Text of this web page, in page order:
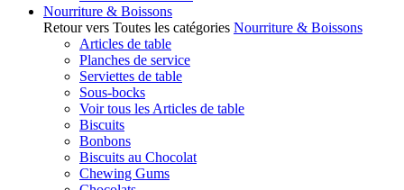
Nourriture & Boissons
Retour vers Toutes les catégories Nourriture & Boissons
Articles de table
Planches de service
Serviettes de table
Sous-bocks
Voir tous les Articles de table
Biscuits
Bonbons
Biscuits au Chocolat
Chewing Gums